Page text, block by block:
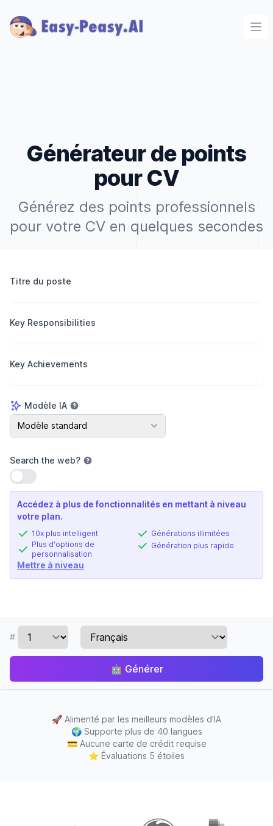
Générateur de points
pour CV
Générez des points professionnels
pour votre CV en quelques secondes
Titre du poste
Key Responsibilities
Key Achievements
Modèle IA
Modèle IA
Modèle standard
Search the web?
Utiliser le paramètre
Accédez à plus de fonctionnalités en mettant à niveau
votre plan.
10x plus intelligent
Plus d'options de
personnalisation
Générations illimitées
Génération plus rapide
Mettre à niveau
#
🤖 Générer
🚀 Alimenté par les meilleurs modèles d'IA
🌍 Supporte plus de 40 langues
💳 Aucune carte de crédit requise
⭐ Évaluations 5 étoiles